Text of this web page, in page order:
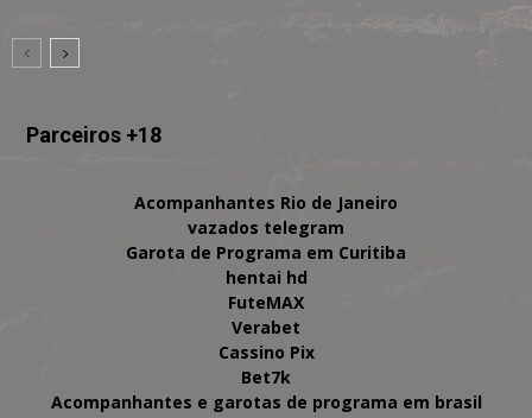
Parceiros +18
Acompanhantes Rio de Janeiro
vazados telegram
Garota de Programa em Curitiba
hentai hd
FuteMAX
Verabet
Cassino Pix
Bet7k
Acompanhantes e garotas de programa em brasil